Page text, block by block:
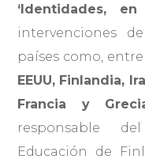
‘Identidades,
intervenciones
países como,
EEUU, Finlandia,
Francia y
responsable
Educación de